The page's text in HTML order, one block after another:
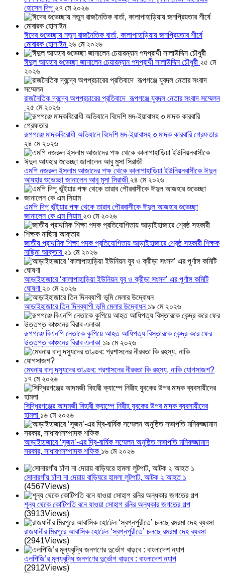
হোসেন দিপু ২৭ মে ২০২৬
ঈদের শুভেচ্ছায় নতুন রাজনৈতিক বার্তা, কালাপাহাড়িয়ায় জনপ্রিয়তার শীর্ষে
মোবারক হোসাইন ২৬ মে ২০২৬
ঈদুল আযহার শুভেচ্ছা জানালেন চেয়ারম্যান পদপ্রার্থী সালাউদ্দিন চৌধুরী ২৫ মে
২০২৬
রাজনৈতিক দ্বন্দ্বে অপপ্রচারের প্রতিবাদে ‎রূপগঞ্জে যুবদল নেতার সংবাদ সম্মেলন
২৫ মে ২০২৬
রূপগঞ্জে মাদকবিরোধী অভিযানে বিদেশি মদ-ইয়াবাসহ ৩ মাদক কারবারি গ্রেফতার
২৪ মে ২০২৬
এমপি নজরুল ইসলাম আজাদের পক্ষ থেকে কালাপাহাড়িয়া ইউনিয়নবাসীকে ঈদুল
আযহার শুভেচ্ছা জানালেন আবু মুসা সিরাজী ২৪ মে ২০২৬
এমপি দিপু ভূঁইয়ার পক্ষ থেকে তারাব পৌরবাসীকে ঈদুল আজহার শুভেচ্ছা
জানালেন কে এম সিয়াম ২৩ মে ২০২৬
জাতীয় প্রাথমিক শিক্ষা পদক প্রতিযোগিতায় আড়াইহাজারে শ্রেষ্ঠ সহকারী শিক্ষক
নাছিমা আক্তার ২১ মে ২০২৬
আড়াইহাজারে ‘কালাপাহাড়িয়া ইউনিয়ন যুব ও ক্রীড়া সংসদ’ এর পূর্ণাঙ্গ কমিটি
ঘোষণা ২০ মে ২০২৬
আড়াইহাজারে তিন দিনব্যাপী ভূমি মেলার উদ্বোধন ১৯ মে ২০২৬
রূপগঞ্জে বিএনপি নেতাকে কুপিয়ে আহত আধিপত্য বিস্তারকে কেন্দ্র করে ফের
উত্তপ্ত কাঞ্চনের বিরাব এলাকা ১৯ মে ২০২৬
মেঘনায় বালু দস্যুদের তাণ্ডব: প্রশাসনের নীরবতা কি রহস্য, নাকি যোগসাজশ?
১৭ মে ২০২৬
সিদ্ধিরগঞ্জের আদমজী বিহারী ক্যাম্পে নিরীহ যুবকের উপর মাদক ব্যবসায়ীদের
হামলা ১৬ মে ২০২৬
আড়াইহাজারে ‘সুজন’-এর দ্বি-বার্ষিক সম্মেলন অনুষ্ঠিত সভাপতি মনিরুজ্জামান
সরকার, সাধারণসম্পাদক শফিক ১৬ মে ২০২৬
সোনারগাঁয় চাঁদা না দেয়ায় বাড়িঘরে হামলা লুটপাট, আটক ২ আহত ১
(4567Views)
শূন্য থেকে কোটিপতি বনে যাওয়া সোহাগ রনির অন্ধকার জগতের গল্প
(3913Views)
রাজধানীর মিরপুরে আবাসিক হোটেল ‘স্বপ্নপুরীতে’ চলছে রমরমা দেহ ব্যবসা
(2941Views)
এলপিজি’র মূল্যবৃদ্ধি জনগণের দুর্ভোগ বাড়বে : বাংলাদেশ ন্যাপ
(2912Views)